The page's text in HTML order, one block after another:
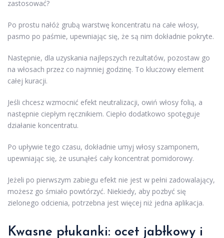
zastosować?
Po prostu nałóż grubą warstwę koncentratu na całe włosy,
pasmo po paśmie, upewniając się, że są nim dokładnie pokryte.
Następnie, dla uzyskania najlepszych rezultatów, pozostaw go
na włosach przez co najmniej godzinę. To kluczowy element
całej kuracji.
Jeśli chcesz wzmocnić efekt neutralizacji, owiń włosy folią, a
następnie ciepłym ręcznikiem. Ciepło dodatkowo spotęguje
działanie koncentratu.
Po upływie tego czasu, dokładnie umyj włosy szamponem,
upewniając się, że usunąłeś cały koncentrat pomidorowy.
Jeżeli po pierwszym zabiegu efekt nie jest w pełni zadowalający,
możesz go śmiało powtórzyć. Niekiedy, aby pozbyć się
zielonego odcienia, potrzebna jest więcej niż jedna aplikacja.
Kwasne płukanki: ocet jabłkowy i